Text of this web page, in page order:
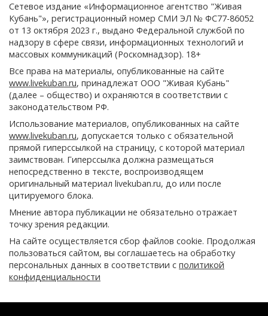
Сетевое издание «Информационное агентство "Живая
Кубань"», регистрационный номер СМИ ЭЛ № ФС77-86052
от 13 октября 2023 г., выдано Федеральной службой по
надзору в сфере связи, информационных технологий и
массовых коммуникаций (Роскомнадзор). 18+
Все права на материалы, опубликованные на сайте
www.livekuban.ru, принадлежат ООО "Живая Кубань"
(далее – общество) и охраняются в соответствии с
законодательством РФ.
Использование материалов, опубликованных на сайте
www.livekuban.ru, допускается только с обязательной
прямой гиперссылкой на страницу, с которой материал
заимствован. Гиперссылка должна размещаться
непосредственно в тексте, воспроизводящем
оригинальный материал livekuban.ru, до или после
цитируемого блока.
Мнение автора публикации не обязательно отражает
точку зрения редакции.
На сайте осуществляется сбор файлов cookie. Продолжая
пользоваться сайтом, вы соглашаетесь на обработку
персональных данных в соответствии с политикой
конфиденциальности